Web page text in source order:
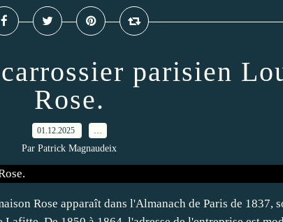
parisien
Rose.
01.12.2025 …
Par Patrick Magnaudeix
Rose apparaît dans l'Almanach de Paris de 1837,